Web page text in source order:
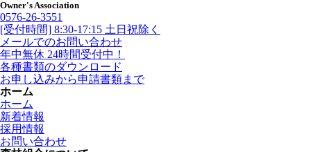
Owner's Association
0576-26-3551
[受付時間] 8:30-17:15 土日祝除く
メールでのお問い合わせ
年中無休 24時間受付中！
各種書類のダウンロード
お申し込みから申請書類まで
ホーム
ホーム
新着情報
採用情報
お問い合わせ